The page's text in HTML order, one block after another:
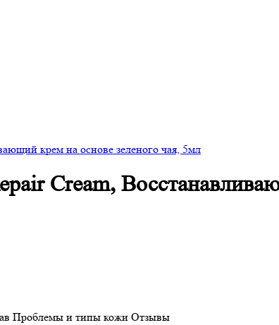
Cream,
Проблемы и типы кожи Отзывы